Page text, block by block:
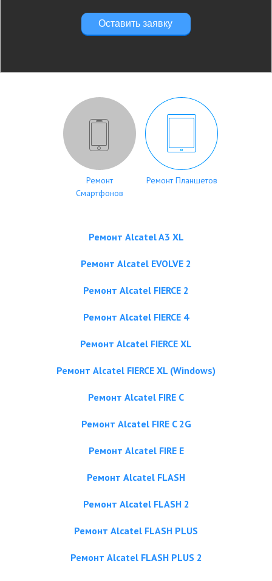
Оставить заявку
Ремонт
Смартфонов
Ремонт Планшетов
Ремонт Alcatel A3 XL
Ремонт Alcatel EVOLVE 2
Ремонт Alcatel FIERCE 2
Ремонт Alcatel FIERCE 4
Ремонт Alcatel FIERCE XL
Ремонт Alcatel FIERCE XL (Windows)
Ремонт Alcatel FIRE C
Ремонт Alcatel FIRE C 2G
Ремонт Alcatel FIRE E
Ремонт Alcatel FLASH
Ремонт Alcatel FLASH 2
Ремонт Alcatel FLASH PLUS
Ремонт Alcatel FLASH PLUS 2